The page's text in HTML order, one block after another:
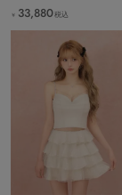
￥ 33,880税込